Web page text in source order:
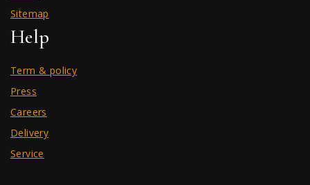
Sitemap
Help
Term & policy
Press
Careers
Delivery
Service